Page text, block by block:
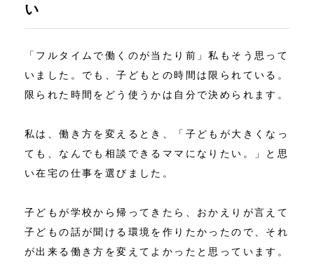
い
「フルタイムで働くのが当たり前」私もそう思って
いました。でも、子どもとの時間は限られている。
限られた時間をどう使うかは自分で決められます。
私は、働き方を変えるとき、「子どもが大きくなっ
ても、なんでも相談できるママになりたい。」と思
い在宅の仕事を選びました。
子どもが学校から帰ってきたら、おかえりが言えて
子どもの話が聞ける環境を作りたかったので、それ
が出来る働き方を変えてよかったと思っています。